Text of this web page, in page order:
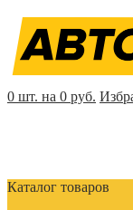
0 шт. на 0 руб.
Каталог товаров